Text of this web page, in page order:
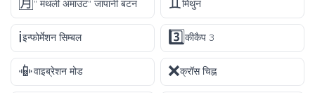
🈷️ " मंथली अमाउंट" जापानी बटन ♊मिथुन
ℹ️इन्फोर्मेशन सिम्बल 3️⃣कीकैप 3
📳वाइब्रेशन मोड ❌क्रॉस चिह्न